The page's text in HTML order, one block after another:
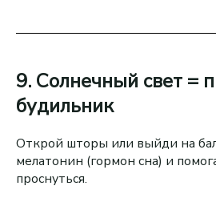
9. Солнечный свет =
будильник
Открой шторы или выйди на
мелатонин (гормон сна) и
проснуться.